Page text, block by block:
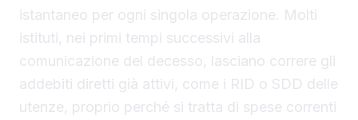
istantaneo per ogni singola operazione. Molti
istituti, nei primi tempi successivi alla
comunicazione del decesso, lasciano correre gli
addebiti diretti già attivi, come i RID o SDD delle
utenze, proprio perché si tratta di spese correnti